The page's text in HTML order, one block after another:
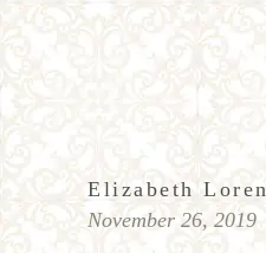
Elizabeth Loren
November 26, 2019